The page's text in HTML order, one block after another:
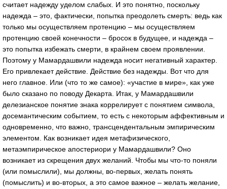
считает надежду уделом слабых. И это понятно, поскольку
надежда – это, фактически, попытка преодолеть смерть: ведь как
только мы осуществляем протенцию – мы осуществляем
протенцию своей конечности – бросок в будущее, и надежда –
это попытка избежать смерти, в крайнем своем проявлении.
Поэтому у Мамардашвили надежда носит негативный характер.
Его привлекает действие. Действие без надежды. Вот что для
него главное. Или (что то же самое): «участие в мире», как уже
было сказано по поводу Декарта. Итак, у Мамардашвили
делезианское понятие знака коррелирует с понятием символа,
досемантическим событием, то есть с некоторым аффективным и
одновременно, что важно, трансцендентальным эмпирическим
элементом. Как возникает идея метафизического,
метаэмпирическое апостериори у Мамардашвили? Оно
возникает из скрещения двух желаний. Чтобы мы что-то поняли
(или помыслили), мы должны, во-первых, желать понять
(помыслить) и во-вторых, а это самое важное – желать желание,